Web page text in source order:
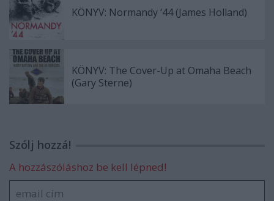
KÖNYV: Normandy ‘44 (James Holland)
KÖNYV: The Cover-Up at Omaha Beach
(Gary Sterne)
Szólj hozzá!
A hozzászóláshoz be kell lépned!